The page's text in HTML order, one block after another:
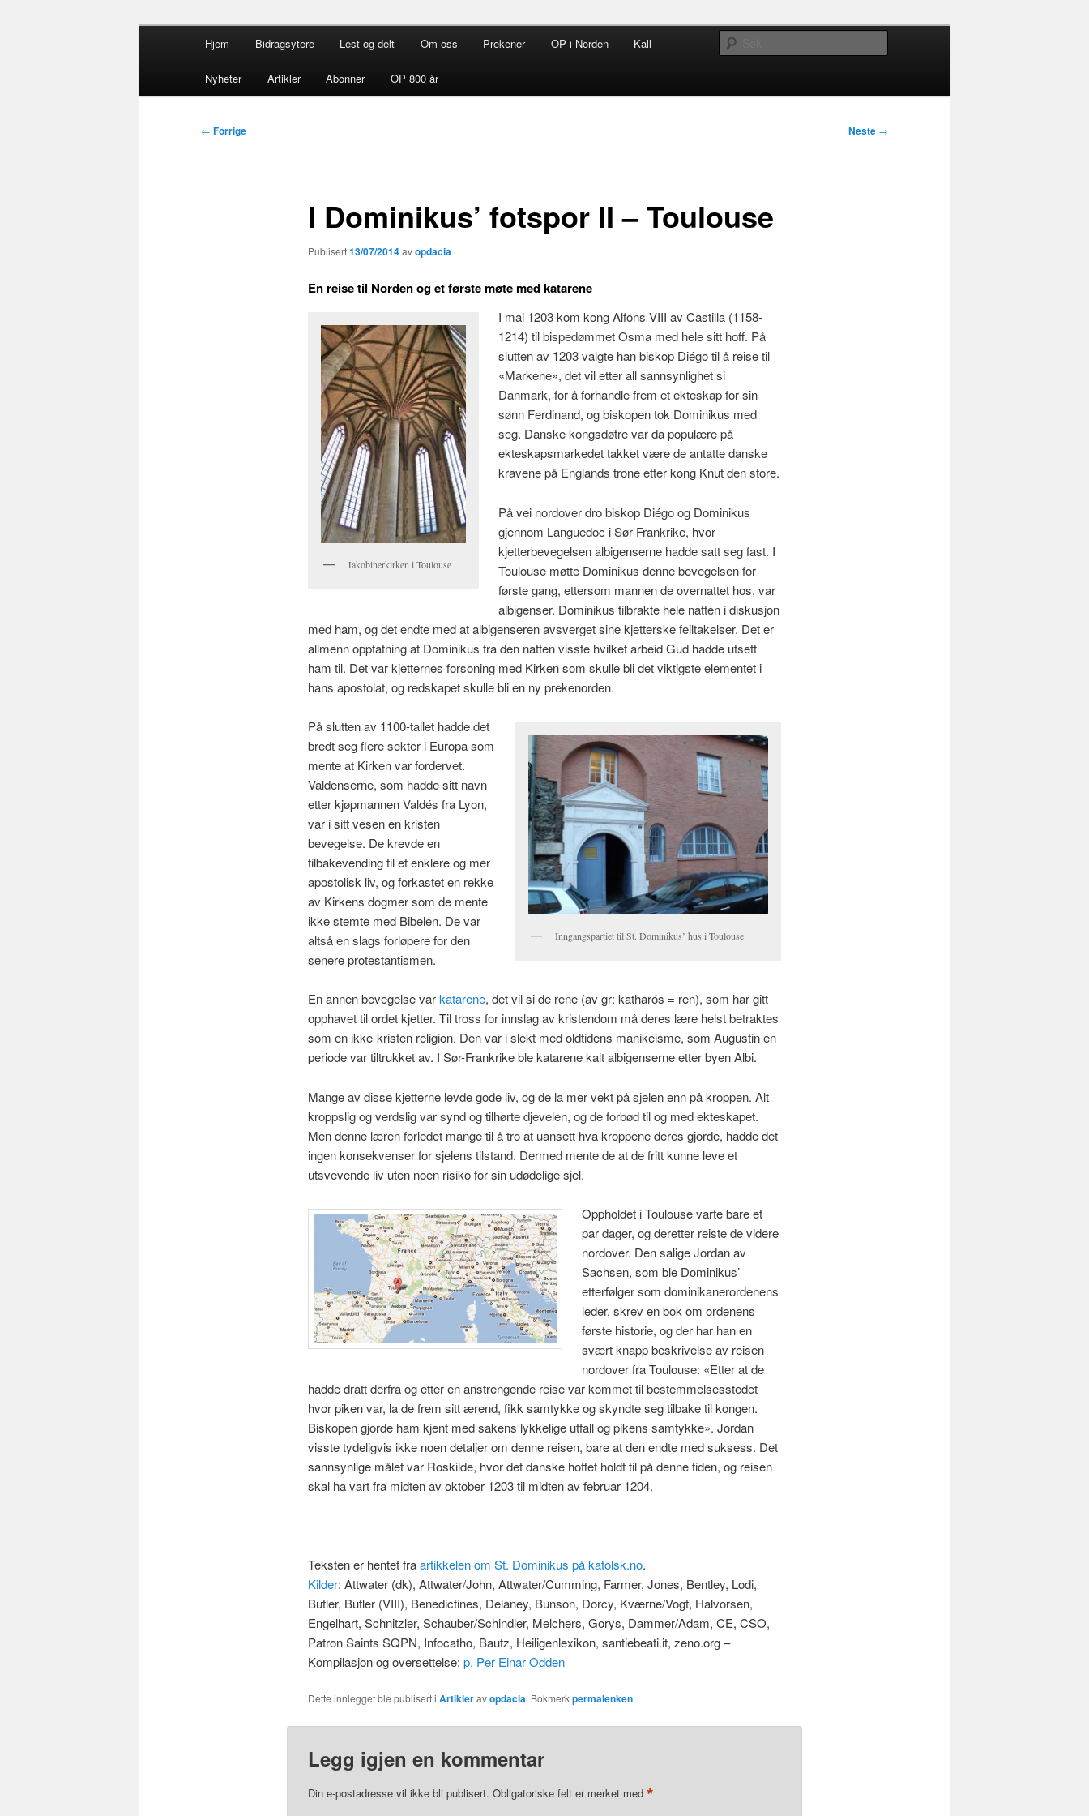
Dominikanerordenen i Norden
Hjem Bidragsytere Lest og delt Om oss Prekener OP i Norden Kall
Nyheter Artikler Abonner OP 800 år
Innleggsnavigasjon
← Forrige Neste →
I Dominikus’ fotspor II – Toulouse
Publisert13/07/2014avopdacia
En reise til Norden og et første møte med katarene
Jakobinerkirken i Toulouse
I mai 1203 kom kong Alfons VIII av Castilla (1158-
1214) til bispedømmet Osma med hele sitt hoff. På
slutten av 1203 valgte han biskop Diégo til å reise til
«Markene», det vil etter all sannsynlighet si
Danmark, for å forhandle frem et ekteskap for sin
sønn Ferdinand, og biskopen tok Dominikus med
seg. Danske kongsdøtre var da populære på
ekteskapsmarkedet takket være de antatte danske
kravene på Englands trone etter kong Knut den store.
På vei nordover dro biskop Diégo og Dominikus
gjennom Languedoc i Sør-Frankrike, hvor
kjetterbevegelsen albigenserne hadde satt seg fast. I
Toulouse møtte Dominikus denne bevegelsen for
første gang, ettersom mannen de overnattet hos, var
albigenser. Dominikus tilbrakte hele natten i diskusjon
med ham, og det endte med at albigenseren avsverget sine kjetterske feiltakelser. Det er
allmenn oppfatning at Dominikus fra den natten visste hvilket arbeid Gud hadde utsett
ham til. Det var kjetternes forsoning med Kirken som skulle bli det viktigste elementet i
hans apostolat, og redskapet skulle bli en ny prekenorden.
Inngangspartiet til St. Dominikus’ hus i Toulouse
På slutten av 1100-tallet hadde det
bredt seg flere sekter i Europa som
mente at Kirken var fordervet.
Valdenserne, som hadde sitt navn
etter kjøpmannen Valdés fra Lyon,
var i sitt vesen en kristen
bevegelse. De krevde en
tilbakevending til et enklere og mer
apostolisk liv, og forkastet en rekke
av Kirkens dogmer som de mente
ikke stemte med Bibelen. De var
altså en slags forløpere for den
senere protestantismen.
En annen bevegelse varkatarene, det vil si de rene (av gr: katharós = ren), som har gitt
opphavet til ordet kjetter. Til tross for innslag av kristendom må deres lære helst betraktes
som en ikke-kristen religion. Den var i slekt med oldtidens manikeisme, som Augustin en
periode var tiltrukket av. I Sør-Frankrike ble katarene kalt albigenserne etter byen Albi.
Mange av disse kjetterne levde gode liv, og de la mer vekt på sjelen enn på kroppen. Alt
kroppslig og verdslig var synd og tilhørte djevelen, og de forbød til og med ekteskapet.
Men denne læren forledet mange til å tro at uansett hva kroppene deres gjorde, hadde det
ingen konsekvenser for sjelens tilstand. Dermed mente de at de fritt kunne leve et
utsvevende liv uten noen risiko for sin udødelige sjel.
Oppholdet i Toulouse varte bare et
par dager, og deretter reiste de videre
nordover. Den salige Jordan av
Sachsen, som ble Dominikus’
etterfølger som dominikanerordenens
leder, skrev en bok om ordenens
første historie, og der har han en
svært knapp beskrivelse av reisen
nordover fra Toulouse: «Etter at de
hadde dratt derfra og etter en anstrengende reise var kommet til bestemmelsesstedet
hvor piken var, la de frem sitt ærend, fikk samtykke og skyndte seg tilbake til kongen.
Biskopen gjorde ham kjent med sakens lykkelige utfall og pikens samtykke». Jordan
visste tydeligvis ikke noen detaljer om denne reisen, bare at den endte med suksess. Det
sannsynlige målet var Roskilde, hvor det danske hoffet holdt til på denne tiden, og reisen
skal ha vart fra midten av oktober 1203 til midten av februar 1204.
Teksten er hentet fraartikkelen om St. Dominikus på katolsk.no.
Kilder: Attwater (dk), Attwater/John, Attwater/Cumming, Farmer, Jones, Bentley, Lodi,
Butler, Butler (VIII), Benedictines, Delaney, Bunson, Dorcy, Kværne/Vogt, Halvorsen,
Engelhart, Schnitzler, Schauber/Schindler, Melchers, Gorys, Dammer/Adam, CE, CSO,
Patron Saints SQPN, Infocatho, Bautz, Heiligenlexikon, santiebeati.it, zeno.org –
Kompilasjon og oversettelse: p. Per Einar Odden
Dette innlegget ble publisert i Artikleravopdacia. Bokmerkpermalenken.
Legg igjen en kommentar
Din e-postadresse vil ikke bli publisert. Obligatoriske felt er merket med *